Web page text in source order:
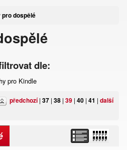
pro dospělé
dle:
pro Kindle
předchozí| 37 | 38 | 39 | 40 | 41 | další